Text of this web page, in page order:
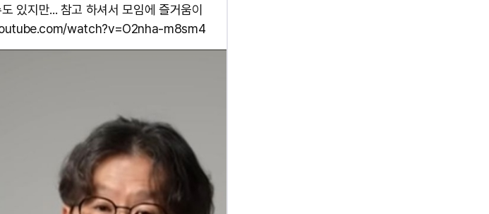
있지만... 참고 하셔서 모임에 즐거움이
watch?v=O2nha-m8sm4